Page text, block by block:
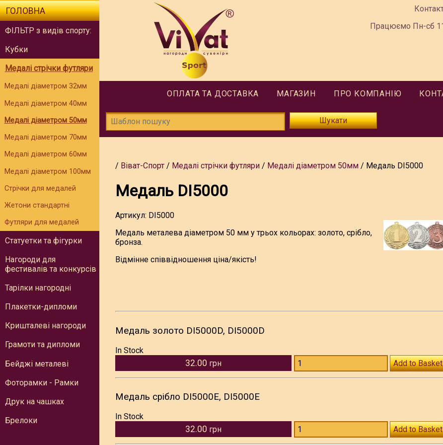
Працюємо Пн-сб
ОПЛАТА ТА ДОСТАВКА МАГАЗИН ПРО КОМПАНІЮ
Шукати
ГОЛОВНА
ФІЛЬТР з видів спорту:
Кубки
Медалі стрічки футляри
Медалі діаметром 32мм
Медалі діаметром 40мм
Медалі діаметром 50мм
Медалі діаметром 70мм
Медалі діаметром 60мм
Медалі діаметром 100мм
Стрічки для медалей
Жетони стандартні
Футляри для медалей
Статуетки та фігурки
Нагороди для
фестивалів та конкурсів
Тарілки нагородні
Плакетки-дипломи
Кришталеві нагороди
Грамоти та дипломи
Бейджі металеві
Фоторамки - Рамки
Друк на чашках
Брелоки
Віват-Спорт Медалі стрічки футляри Медалі діаметром 50мм Медаль DI5000
Медаль DI5000
Артикул: DI5000
Медаль металева діаметром 50 мм у трьох кольорах: золото, срібло,
бронза.
Відмінне співвідношення ціна/якість!
Медаль золото DI5000D, DI5000D
In Stock
32.00 грн Add to Basket
Медаль срібло DI5000E, DI5000E
In Stock
32.00 грн Add to Basket